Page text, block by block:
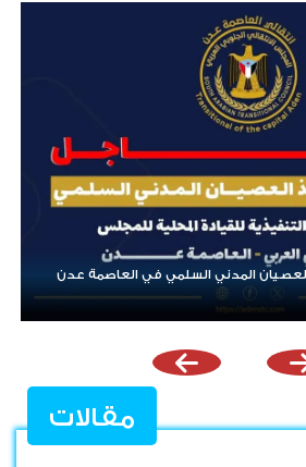
حادثتي الخشعة والرويك يعكس تميز العقيدة
المعنوي للقوات الجنوبية
مقالات